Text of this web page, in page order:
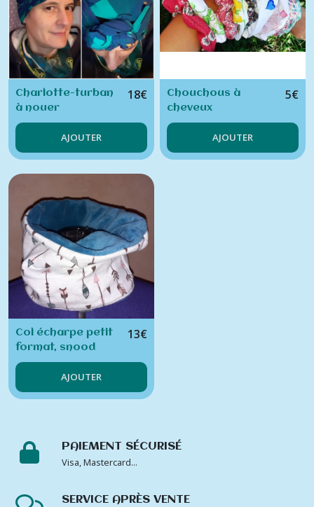
Charlotte-turban
à nouer
18€
AJOUTER
Chouchous à
cheveux
5€
AJOUTER
Col écharpe petit
format, snood
13€
AJOUTER
PAIEMENT SÉCURISÉ
Visa, Mastercard...
SERVICE APRÈS VENTE